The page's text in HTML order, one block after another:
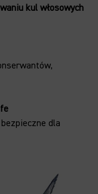
kul włosowych
dla